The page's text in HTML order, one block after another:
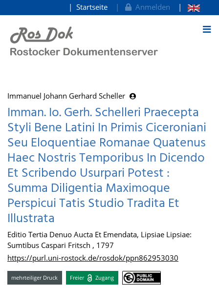
zum Inhalt
Startseite Anmelden
Immanuel Johann Gerhard Scheller
Imman. Io. Gerh. Schelleri Praecepta
Styli Bene Latini In Primis Ciceroniani
Seu Eloquentiae Romanae Quatenus
Haec Nostris Temporibus In Dicendo
Et Scribendo Usurpari Potest :
Summa Diligentia Maximoque
Perspicui Tatis Studio Tradita Et
Illustrata
Editio Tertia Denuo Aucta Et Emendata, Lipsiae Lipsiae:
Sumtibus Caspari Fritsch , 1797
https://purl.uni-rostock.de/rosdok/ppn862953030
mehrteiliger Druck Freier Zugang